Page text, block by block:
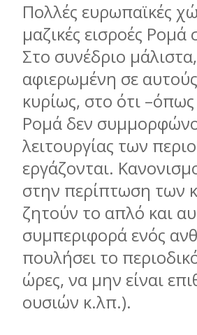
Πολλές ευρωπαϊκές
μαζικές εισροές
Στο συνέδριο
αφιερωμένη σε
κυρίως, στο ότι
Ρομά δεν
λειτουργίας των
εργάζονται.
στην περίπτωση των
ζητούν το απλό και
συμπεριφορά ενός
πουλήσει το
ώρες, να μην είναι
ουσιών κ.λπ.).